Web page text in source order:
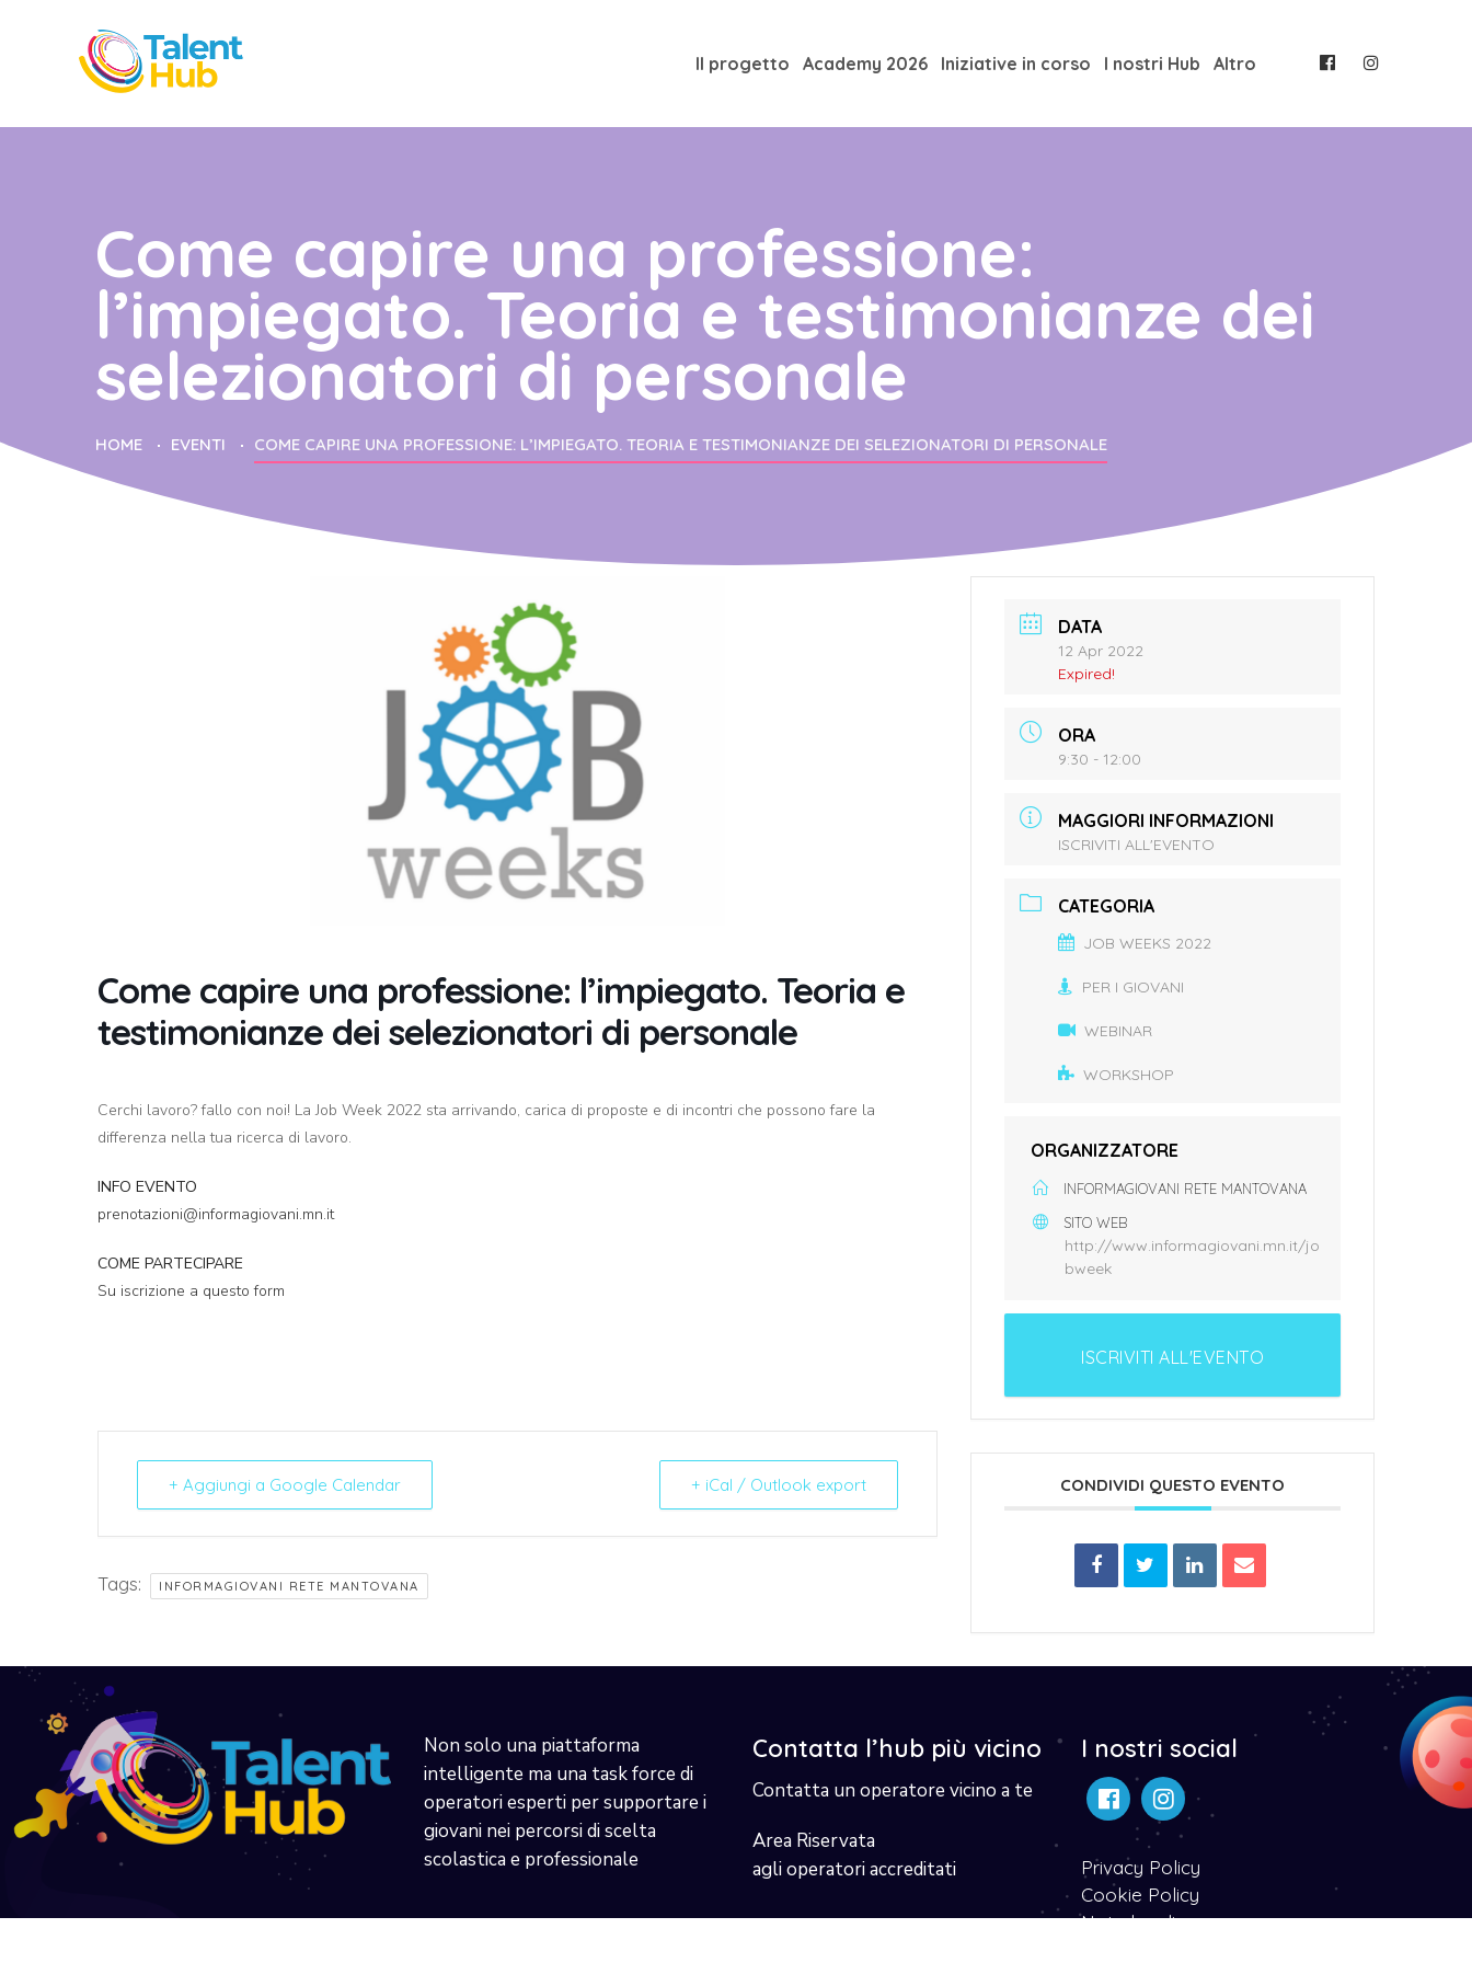
Il progetto Academy 2026 Iniziative in corso I nostri Hub Altro
Come capire una professione:
l’impiegato. Teoria e testimonianze dei
selezionatori di personale
HOME EVENTI COME CAPIRE UNA PROFESSIONE: L’IMPIEGATO. TEORIA E TESTIMONIANZE DEI SELEZIONATORI DI PERSONALE
Come capire una professione: l’impiegato. Teoria e
testimonianze dei selezionatori di personale
Cerchi lavoro? fallo con noi! La Job Week 2022 sta arrivando, carica di proposte e di incontri che possono fare la
differenza nella tua ricerca di lavoro.
INFO EVENTO
prenotazioni@informagiovani.mn.it
COME PARTECIPARE
Su iscrizione a questo form
+ Aggiungi a Google Calendar + iCal / Outlook export
Tags: INFORMAGIOVANI RETE MANTOVANA
DATA
12 Apr 2022
Expired!
ORA
9:30 - 12:00
MAGGIORI INFORMAZIONI
ISCRIVITI ALL'EVENTO
CATEGORIA
JOB WEEKS 2022
PER I GIOVANI
WEBINAR
WORKSHOP
ORGANIZZATORE
INFORMAGIOVANI RETE MANTOVANA
SITO WEB
http://www.informagiovani.mn.it/jo
bweek
ISCRIVITI ALL'EVENTO
CONDIVIDI QUESTO EVENTO
Non solo una piattaforma
intelligente ma una task force di
operatori esperti per supportare i
giovani nei percorsi di scelta
scolastica e professionale
Contatta l’hub più vicino
Contatta un operatore vicino a te
Area Riservata
agli operatori accreditati
I nostri social
Privacy Policy
Cookie Policy
Note legali